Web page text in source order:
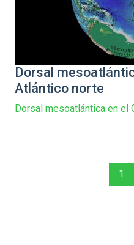
Dorsal
Atlántico norte
Dorsal mesoatlántica en el
1